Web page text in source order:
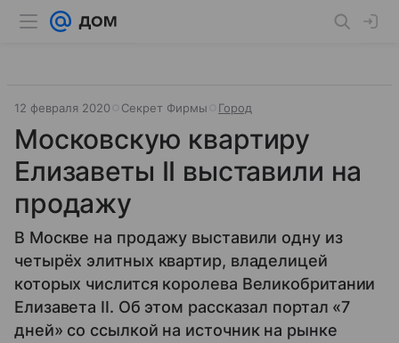
12 февраля 2020 Секрет Фирмы Город
Московскую квартиру
Елизаветы II выставили на
продажу
В Москве на продажу выставили одну из
четырёх элитных квартир, владелицей
которых числится королева Великобритании
Елизавета II. Об этом рассказал портал «7
дней» со ссылкой на источник на рынке